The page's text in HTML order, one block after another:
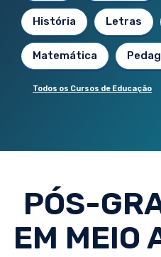
História Letras
Matemática
Todos os Cursos de Educação
PÓS-
EM MEIO